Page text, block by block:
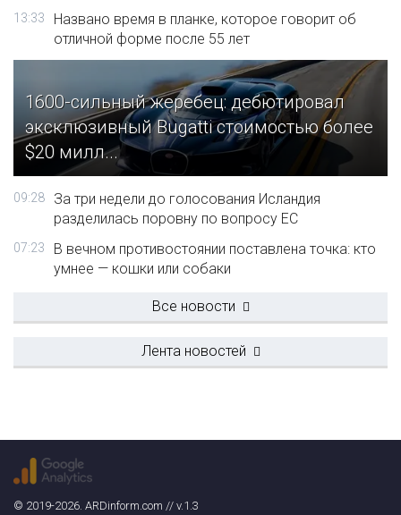
13:33
Названо время в планке, которое говорит об
отличной форме после 55 лет
1600-сильный жеребец: дебютировал
эксклюзивный Bugatti стоимостью более
$20 милл...
09:28
За три недели до голосования Исландия
разделилась поровну по вопросу ЕС
07:23
В вечном противостоянии поставлена точка: кто
умнее — кошки или собаки
Все новости
Лента новостей
© 2019-2026. ARDinform.com // v.1.3